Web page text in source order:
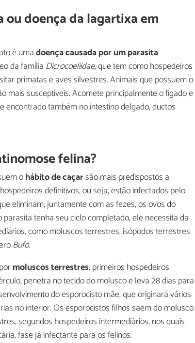
ou doença da lagartixa em
é umadoença causada por um parasita
da família Dicrocoeliidae, que tem como hospedeiros
primatas e aves silvestres. Animais que possuem o
mais susceptíveis. Acomete principalmente o fígado e
também no intestino delgado, ductos
felina?
ohábito de caçarsão mais predispostos a
definitivos, ou seja, estão infectados pelo
eliminam, juntamente com as fezes, os ovos do
tenha seu ciclo completado, ele necessita da
como moluscos terrestres, isópodos terrestres
Bufo.
moluscos terrestres, primeiros hospedeiros
penetra no tecido do molusco e leva 28 dias para
do esporocisto mãe, que originará vários
no interior. Os esporocistos filhos saem do molusco
segundos hospedeiros intermediários, nos quais
fase já infectante para os felinos.